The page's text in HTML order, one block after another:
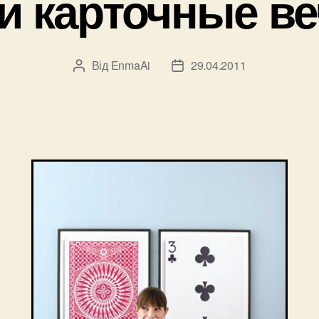
Автор
Від EnmaAi
Дата29.04.2011